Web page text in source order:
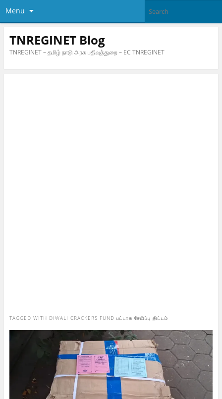
Menu
TNREGINET Blog
TNREGINET – தமிழ் நாடு அரசு பதிவுத்துறை – EC TNREGINET
TAGGED WITH DIWALI CRACKERS FUND பட்டாசு சேமிப்பு திட்டம்